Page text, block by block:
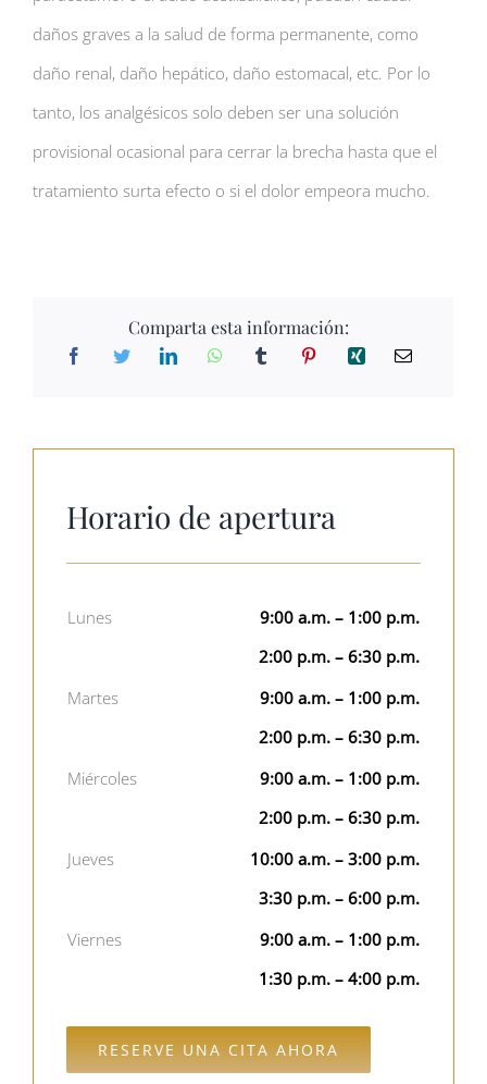
daños graves a la salud de forma permanente, como
daño renal, daño hepático, daño estomacal, etc. Por lo
tanto, los analgésicos solo deben ser una solución
provisional ocasional para cerrar la brecha hasta que el
tratamiento surta efecto o si el dolor empeora mucho.
Comparta esta información:
Horario de apertura
Lunes
9:00 a.m. – 1:00 p.m.
2:00 p.m. – 6:30 p.m.
Martes
9:00 a.m. – 1:00 p.m.
2:00 p.m. – 6:30 p.m.
Miércoles
9:00 a.m. – 1:00 p.m.
2:00 p.m. – 6:30 p.m.
Jueves
10:00 a.m. – 3:00 p.m.
3:30 p.m. – 6:00 p.m.
Viernes
9:00 a.m. – 1:00 p.m.
1:30 p.m. – 4:00 p.m.
RESERVE UNA CITA AHORA